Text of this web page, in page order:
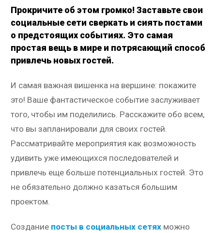
Прокричите об этом громко! Заставьте свои
социальные сети сверкать и сиять постами
о предстоящих событиях. Это самая
простая вещь в мире и потрясающий способ
привлечь новых гостей.
И самая важная вишенка на вершине: покажите
это! Ваше фантастическое событие заслуживает
того, чтобы им поделились. Расскажите обо всем,
что вы запланировали для своих гостей.
Рассматривайте мероприятия как возможность
удивить уже имеющихся последователей и
привлечь еще больше потенциальных гостей. Это
не обязательно должно казаться большим
проектом.
Создание посты в социальных сетях можно